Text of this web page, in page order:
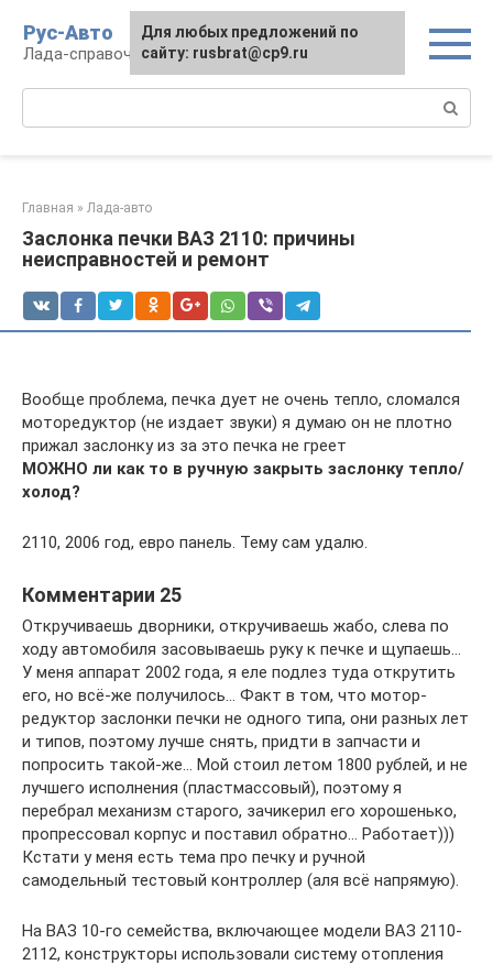
контенту
Рус-Авто
Лада-справочник
Главная » Лада-авто
Заслонка печки ВАЗ 2110: причины
неисправностей и ремонт
Вообще проблема, печка дует не очень тепло, сломался
моторедуктор (не издает звуки) я думаю он не плотно
прижал заслонку из за это печка не греет
МОЖНО ли как то в ручную закрыть заслонку тепло/
холод?
2110, 2006 год, евро панель. Тему сам удалю.
Комментарии 25
Откручиваешь дворники, откручиваешь жабо, слева по
ходу автомобиля засовываешь руку к печке и щупаешь…
У меня аппарат 2002 года, я еле подлез туда открутить
его, но всё-же получилось… Факт в том, что мотор-
редуктор заслонки печки не одного типа, они разных лет
и типов, поэтому лучше снять, придти в запчасти и
попросить такой-же… Мой стоил летом 1800 рублей, и не
лучшего исполнения (пластмассовый), поэтому я
перебрал механизм старого, зачикерил его хорошенько,
пропрессовал корпус и поставил обратно… Работает)))
Кстати у меня есть тема про печку и ручной
самодельный тестовый контроллер (аля всё напрямую).
На ВАЗ 10-го семейства, включающее модели ВАЗ 2110-
2112, конструкторы использовали систему отопления
Для любых предложений по
сайту: rusbrat@cp9.ru